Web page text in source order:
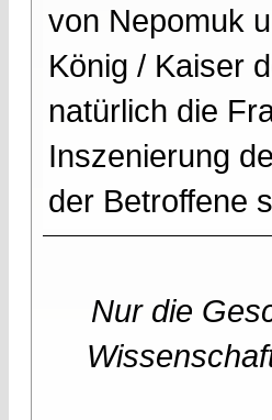
von Nepomuk
König / Kaiser
natürlich die
Inszenierung
der Betroffene
Nur die